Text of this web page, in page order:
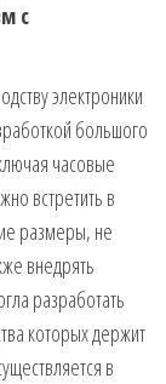
с
электроники
большого
часовые
встретить в
размеры, не
внедрять
разработать
которых держит
в